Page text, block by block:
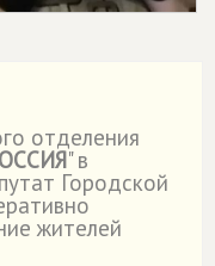
отделения
" в
Городской
жителей